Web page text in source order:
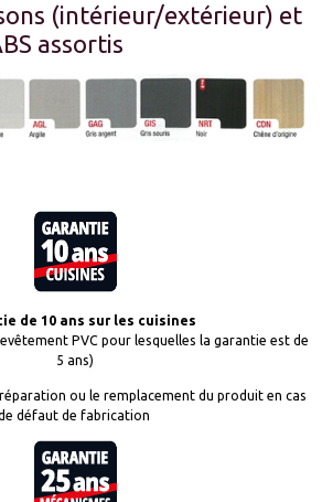
(intérieur/extérieur) et
assortis
de 10 ans sur les cuisines
PVC pour lesquelles la garantie est de
5 ans)
ou le remplacement du produit en cas
défaut de fabrication